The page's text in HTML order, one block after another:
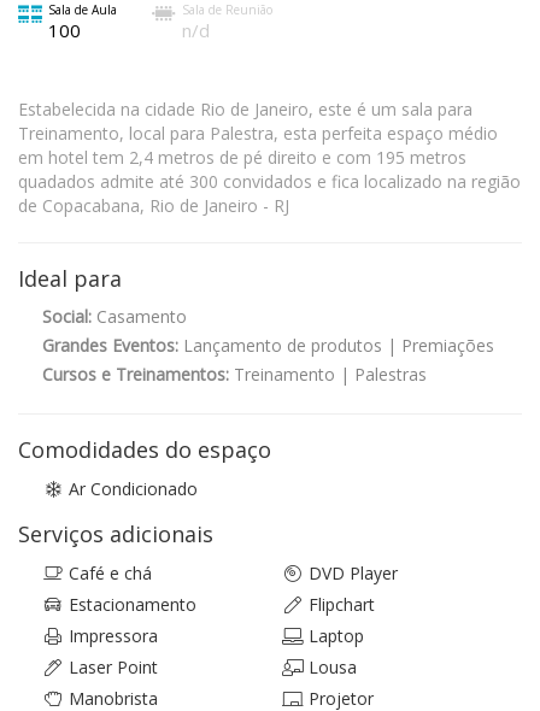
Sala de Aula
100
Sala de Reunião
n/d
Estabelecida na cidade Rio de Janeiro, este é um sala para
Treinamento, local para Palestra, esta perfeita espaço médio
em hotel tem 2,4 metros de pé direito e com 195 metros
quadados admite até 300 convidados e fica localizado na região
de Copacabana, Rio de Janeiro - RJ
Ideal para
Social: Casamento
Grandes Eventos: Lançamento de produtos | Premiações
Cursos e Treinamentos: Treinamento | Palestras
Comodidades do espaço
Ar Condicionado
Serviços adicionais
Café e chá
DVD Player
Estacionamento
Flipchart
Impressora
Laptop
Laser Point
Lousa
Manobrista
Projetor